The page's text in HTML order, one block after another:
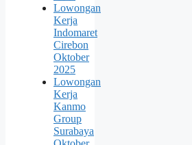
Lowongan
Kerja
Indomaret
Cirebon
Oktober
2025
Lowongan
Kerja
Kanmo
Group
Surabaya